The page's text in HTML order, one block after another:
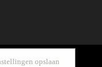
opslaan